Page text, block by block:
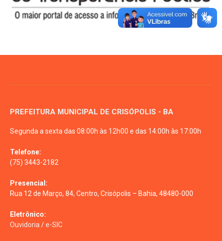
PREFEITURA MUNICIPAL DE CRISÓPOLIS - BA
Segunda a sexta das 08:00h às 12h00 e das 14:00h às 17:00h
Telefone:
(75) 3443-2182
Presencial:
Rua 12 de Março, 84, Centro, Crisópolis – Bahia, 48480-000
Eletrônico:
Ouvidoria /e-SIC